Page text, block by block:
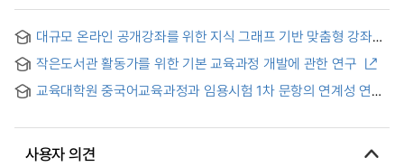
대규모 온라인 공개강좌를 위한 지식 그래프 기반 맞춤형 강좌
recommendation for MOOCs
작은도서관 활동가를 위한 기본 교육과정 개발에 관한 연구
교육대학원 중국어교육과정과 임용시험 1차 문항의 연계성 연구
사용자 의견